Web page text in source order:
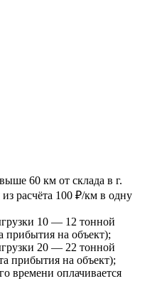
60 км от склада в г.
расчёта 100 ₽/км в одну
10 — 12 тонной
на объект);
20 — 22 тонной
прибытия на объект);
времени оплачивается